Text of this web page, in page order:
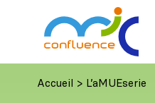
Accueil > L’aMUEserie